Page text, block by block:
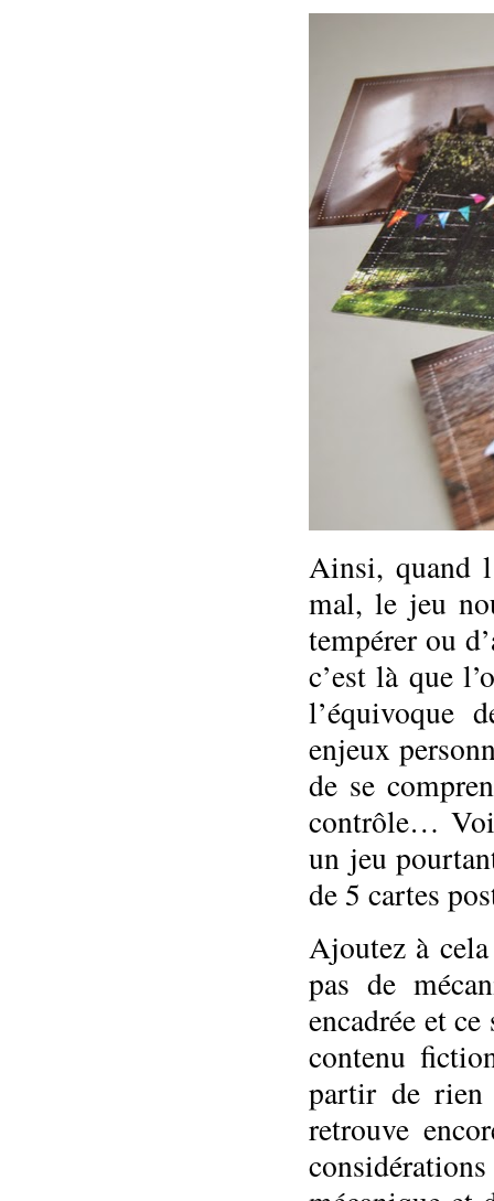
Ainsi, quand
mal, le jeu
tempérer ou
c’est là que
l’équivoque
enjeux
de se
contrôle…
un jeu
de 5 cartes
Ajoutez à
pas de
encadrée et
contenu
partir de rien
retrouve